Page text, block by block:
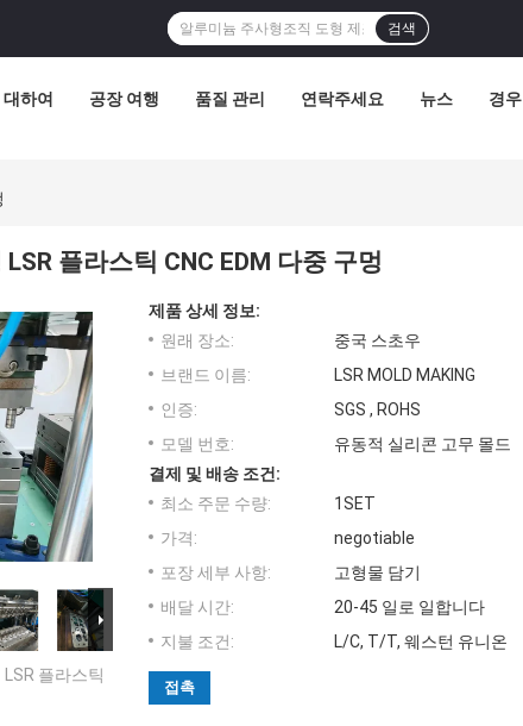
검색
하여 공장 여행 품질 관리 연락주세요 뉴스 경우
플라스틱 CNC EDM 다중 구멍
플라스틱
제품 상세 정보:
원래 장소:
중국 스초우
브랜드 이름:
LSR MOLD MAKING
인증:
SGS , ROHS
모델 번호:
유동적 실리콘 고무 몰드
결제 및 배송 조건:
최소 주문 수량:
1SET
가격:
negotiable
포장 세부 사항:
고형물 담기
배달 시간:
20-45 일로 일합니다
지불 조건:
L/C, T/T, 웨스턴 유니온
접촉